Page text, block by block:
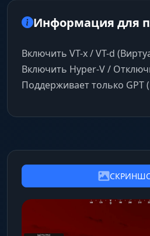
Информация для
Включить VT-x / VT-d
Включить Hyper-V /
Поддерживает только GPT